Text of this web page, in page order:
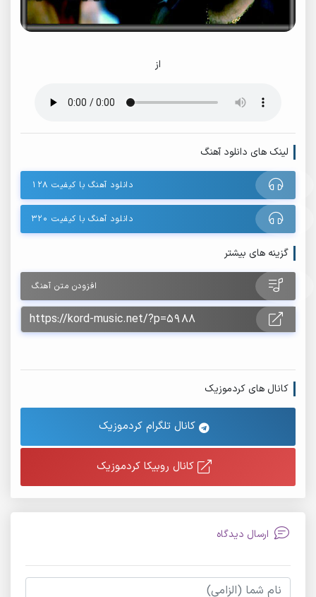
از
لینک های دانلود آهنگ
دانلود آهنگ با کیفیت ۱۲۸
دانلود آهنگ با کیفیت ۳۲۰
گزینه های بیشتر
افزودن متن آهنگ
کانال های کردموزیک
کانال تلگرام کردموزیک
کانال روبیکا کردموزیک
ارسال دیدگاه